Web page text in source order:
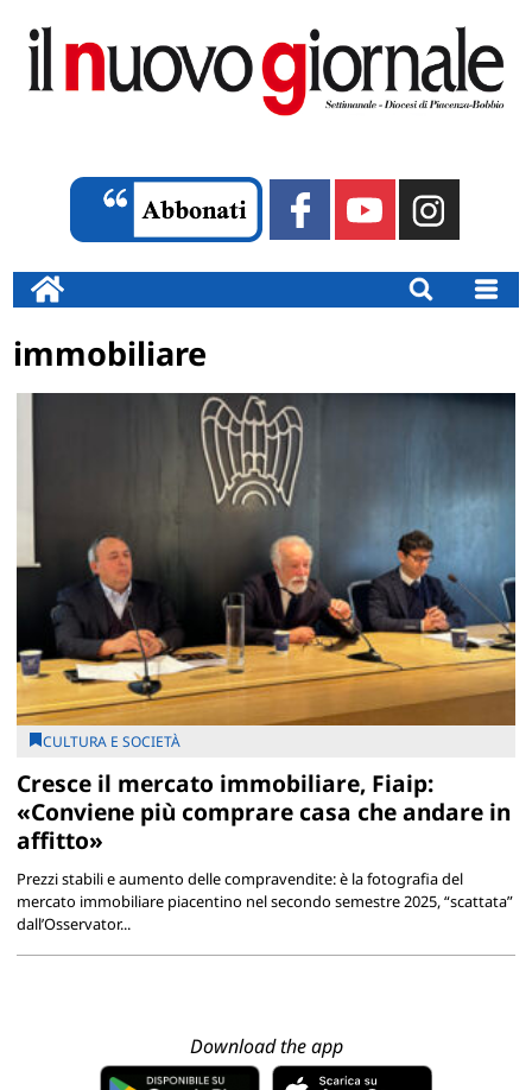
immobiliare
CULTURA E SOCIETÀ
Cresce il mercato immobiliare, Fiaip:
«Conviene più comprare casa che andare in
affitto»
Prezzi stabili e aumento delle compravendite: è la fotografia del
mercato immobiliare piacentino nel secondo semestre 2025, “scattata”
dall’Osservator...
Download the app